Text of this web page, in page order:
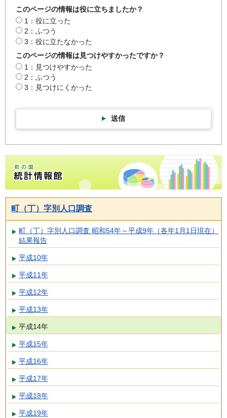
このページの情報は役に立ちましたか？
1：役に立った
2：ふつう
3：役に立たなかった
このページの情報は見つけやすかったですか？
1：見つけやすかった
2：ふつう
3：見つけにくかった
送信
彩の国統計情報館トップページ
町（丁）字別人口調査
町（丁）字別人口調査 昭和54年～平成9年（各年1月1日現在）
結果報告
平成10年
平成11年
平成12年
平成13年
平成14年
平成15年
平成16年
平成17年
平成18年
平成19年